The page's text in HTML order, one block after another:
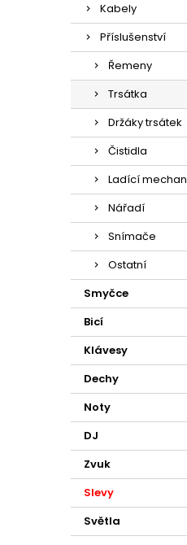
Kabely
Příslušenství
Řemeny
Trsátka
Držáky trsátek
Čistidla
Ladící
Nářadí
Snímače
Ostatní
Smyčce
Bicí
Klávesy
Dechy
Noty
DJ
Zvuk
Slevy
Světla